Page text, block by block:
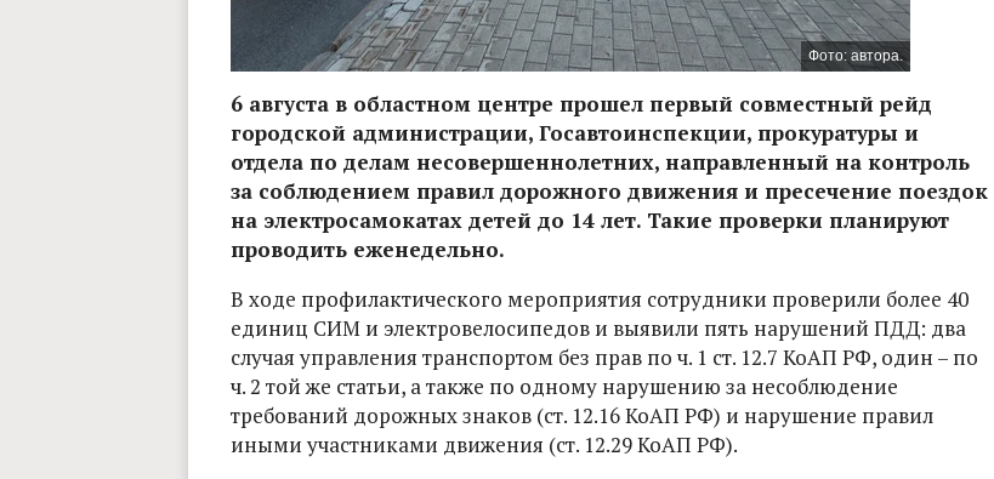
Фото: автора.
6 августа в областном центре прошел первый совместный рейд
городской администрации, Госавтоинспекции, прокуратуры и
отдела по делам несовершеннолетних, направленный на контроль
за соблюдением правил дорожного движения и пресечение поездок
на электросамокатах детей до 14 лет. Такие проверки планируют
проводить еженедельно.
В ходе профилактического мероприятия сотрудники проверили более 40
единиц СИМ и электровелосипедов и выявили пять нарушений ПДД: два
случая управления транспортом без прав по ч. 1 ст. 12.7 КоАП РФ, один – по
ч. 2 той же статьи, а также по одному нарушению за несоблюдение
требований дорожных знаков (ст. 12.16 КоАП РФ) и нарушение правил
иными участниками движения (ст. 12.29 КоАП РФ).